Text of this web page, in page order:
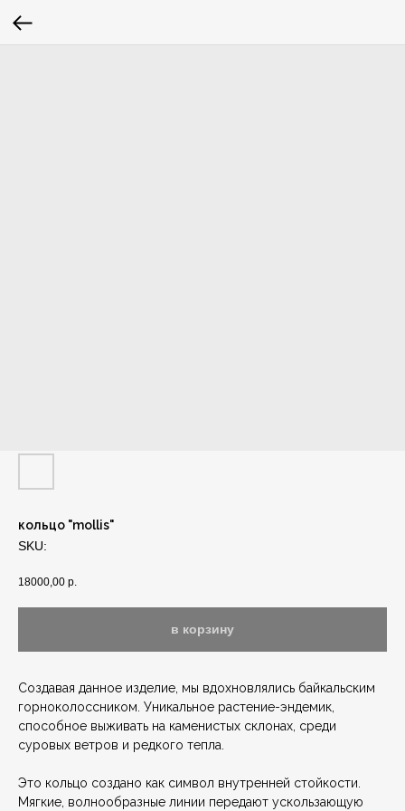
кольцо "mollis"
SKU:
18000,00 р.
в корзину
Создавая данное изделие, мы вдохновлялись байкальским
горноколоссником. Уникальное растение-эндемик,
способное выживать на каменистых склонах, среди
суровых ветров и редкого тепла.
Это кольцо создано как символ внутренней стойкости.
Мягкие, волнообразные линии передают ускользающую